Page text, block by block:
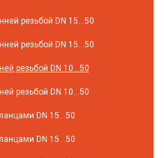
резьбой DN 15...50
резьбой DN 15...50
резьбой DN 10...50
резьбой DN 10...50
DN 15...50
DN 15...50